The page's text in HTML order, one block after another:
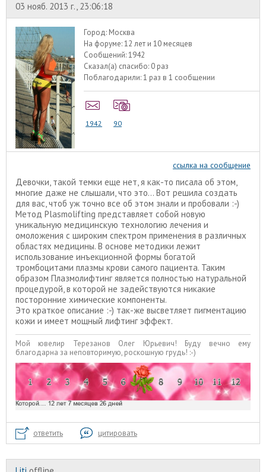
03 нояб. 2013 г., 23:06:18
Город: Москва
На форуме:12 лет и 10 месяцев
Сообщений:1942
Сказал(а) спасибо: 0 раз
Поблагодарили:1 раз в 1 сообщении
1942 90
ссылка на сообщение
Девочки, такой темки еще нет, я как-то писала об этом,
многие даже не слышали, что это... Вот решила создать
для вас, чтоб уж точно все об этом знали и пробовали :-)
Метод Plasmolifting представляет собой новую
уникальную медицинскую технологию лечения и
омоложения с широким спектром применения в различных
областях медицины. В основе методики лежит
использование инъекционной формы богатой
тромбоцитами плазмы крови самого пациента. Таким
образом Плазмолифтинг является полностью натуральной
процедурой, в которой не задействуются никакие
посторонние химические компоненты.
Это краткое описание :-) так-же высветляет пигментацию
кожи и имеет мощный лифтинг эффект.
Мой ювелир Терезанов Олег Юрьевич! Буду вечно ему
благодарна за неповторимую, роскошную грудь! :-)
ответить цитировать